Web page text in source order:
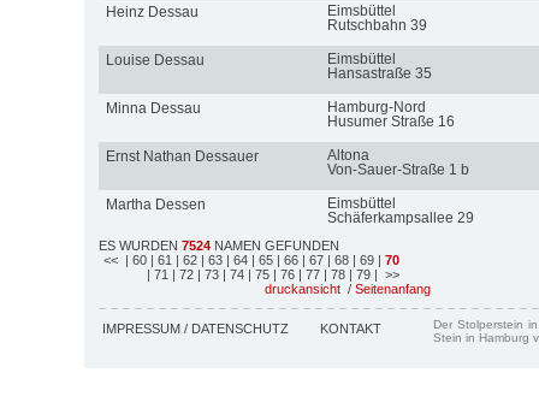
Heinz Dessau
Eimsbüttel
Rutschbahn 39
Louise Dessau
Eimsbüttel
Hansastraße 35
Minna Dessau
Hamburg-Nord
Husumer Straße 16
Ernst Nathan Dessauer
Altona
Von-Sauer-Straße 1 b
Martha Dessen
Eimsbüttel
Schäferkampsallee 29
ES WURDEN 7524 NAMEN GEFUNDEN
<< | 60 | 61 | 62 | 63 | 64 | 65 | 66 | 67 | 68 | 69 | 70
| 71 | 72 | 73 | 74 | 75 | 76 | 77 | 78 | 79 | >>
druckansicht / Seitenanfang
IMPRESSUM / DATENSCHUTZ KONTAKT
Der Stolperstein
Stein in Hamburg